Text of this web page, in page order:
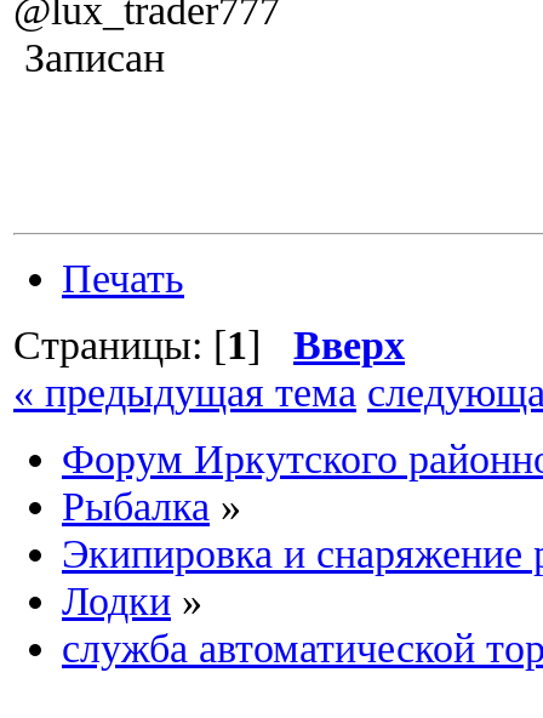
@lux_trader777
Записан
Печать
Страницы: [1] Вверх
« предыдущая тема
Форум Иркутского
Рыбалка »
Экипировка и снаряжение
Лодки »
служба автоматической